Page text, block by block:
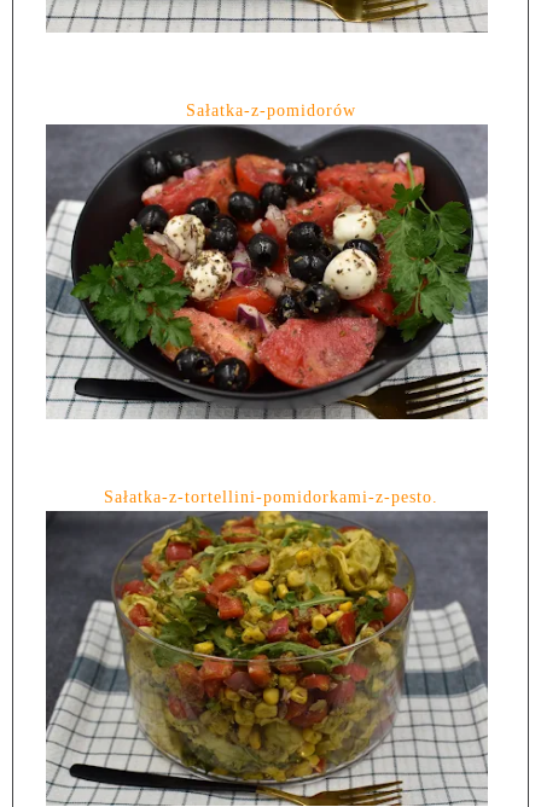
Sałatka-z-pomidorów
Sałatka-z-tortellini-pomidorkami-z-pesto.